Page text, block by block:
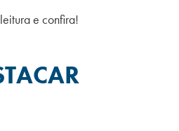
e confira!